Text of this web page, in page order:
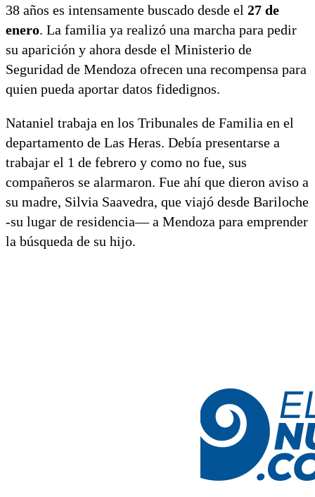
38 años es intensamente buscado desde el 27 de
enero. La familia ya realizó una marcha para pedir
su aparición y ahora desde el Ministerio de
Seguridad de Mendoza ofrecen una recompensa para
quien pueda aportar datos fidedignos.
Nataniel trabaja en los Tribunales de Familia en el
departamento de Las Heras. Debía presentarse a
trabajar el 1 de febrero y como no fue, sus
compañeros se alarmaron. Fue ahí que dieron aviso a
su madre, Silvia Saavedra, que viajó desde Bariloche
-su lugar de residencia— a Mendoza para emprender
la búsqueda de su hijo.